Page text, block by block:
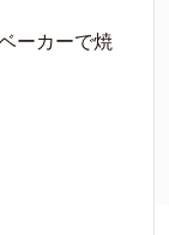
ーカーで焼